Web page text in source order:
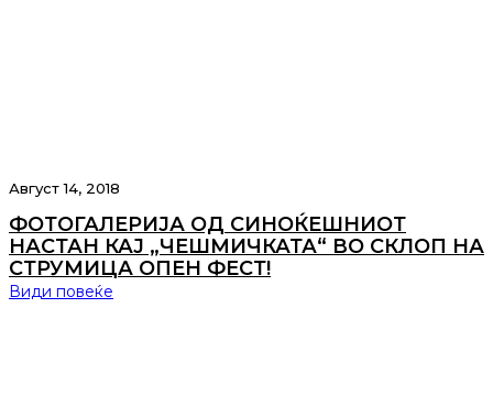
Август 14, 2018
ФОТОГАЛЕРИЈА ОД СИНОЌЕШНИОТ
НАСТАН КАЈ „ЧЕШМИЧКАТА“ ВО СКЛОП НА
СТРУМИЦА ОПЕН ФЕСТ!
Види повеќе